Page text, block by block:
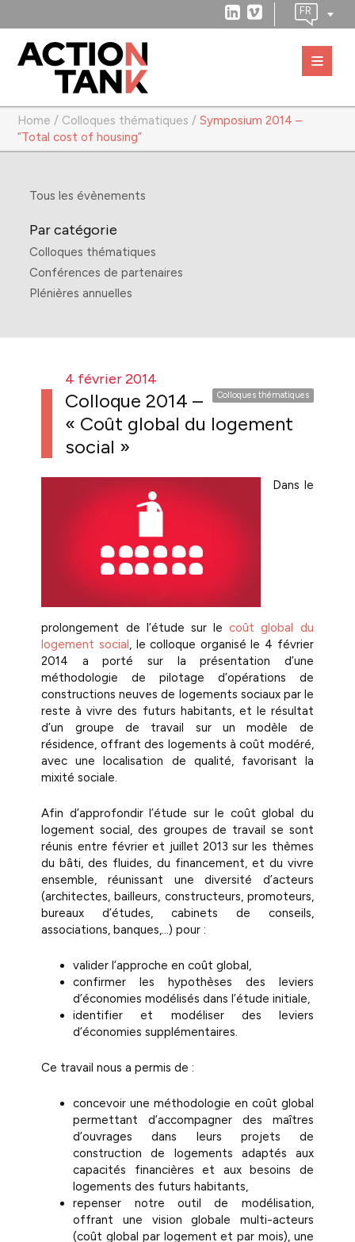
Home / Colloques thématiques /Symposium 2014 –
“Total cost of housing”
Tous les évènements
Par catégorie
Colloques thématiques
Conférences de partenaires
Plénières annuelles
4 février 2014
Colloques thématiques
Colloque 2014 –
« Coût global du logement
social »
Dans le
prolongement de l’étude sur lecoût global du
logement social , le colloque organisé le 4 février
2014 a porté sur la présentation d’une
méthodologie de pilotage d’opérations de
constructions neuves de logements sociaux par le
reste à vivre des futurs habitants, et le résultat
d’un groupe de travail sur un modèle de
résidence, offrant des logements à coût modéré,
avec une localisation de qualité, favorisant la
mixité sociale.
Afin d’approfondir l’étude sur le coût global du
logement social, des groupes de travail se sont
réunis entre février et juillet 2013 sur les thèmes
du bâti, des fluides, du financement, et du vivre
ensemble, réunissant une diversité d’acteurs
(architectes, bailleurs, constructeurs, promoteurs,
bureaux d’études, cabinets de conseils,
associations, banques,…) pour :
valider l’approche en coût global,
confirmer les hypothèses des leviers
d’économies modélisés dans l’étude initiale,
identifier et modéliser des leviers
d’économies supplémentaires.
Ce travail nous a permis de :
concevoir une méthodologie en coût global
permettant d’accompagner des maîtres
d’ouvrages dans leurs projets de
construction de logements adaptés aux
capacités financières et aux besoins de
logements des futurs habitants,
repenser notre outil de modélisation,
offrant une vision globale multi-acteurs
(coût global par logement et par mois), une